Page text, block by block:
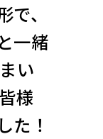
、
一緒
い
様
た！